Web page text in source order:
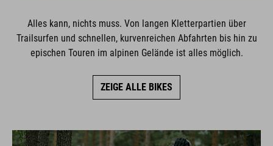
Alles kann, nichts muss. Von langen Kletterpartien über
Trailsurfen und schnellen, kurvenreichen Abfahrten bis hin zu
epischen Touren im alpinen Gelände ist alles möglich.
ZEIGE ALLE BIKES